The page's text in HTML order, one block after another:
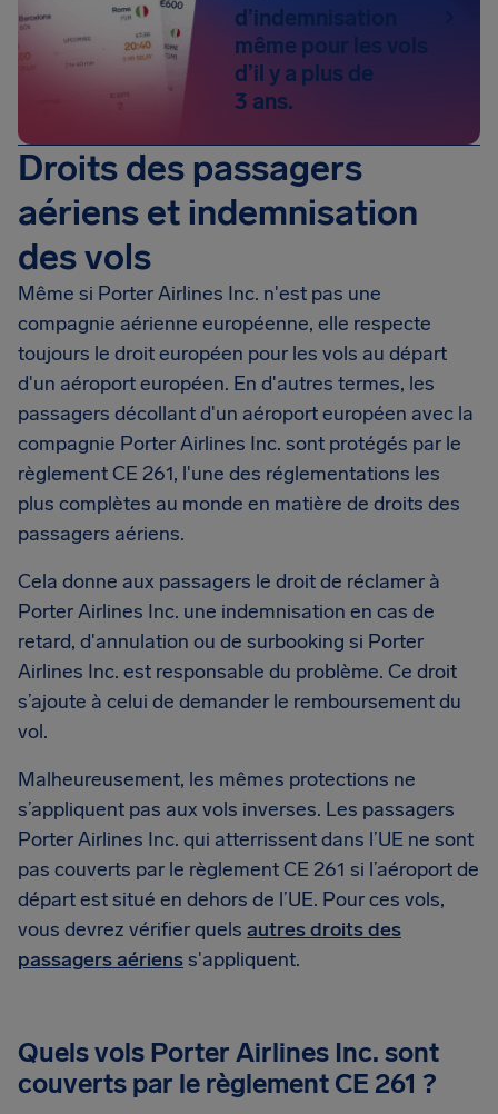
d’indemnisation
même pour les vols
d’il y a plus de
3 ans.
Droits des passagers
aériens et indemnisation
des vols
Même si Porter Airlines Inc. n'est pas une
compagnie aérienne européenne, elle respecte
toujours le droit européen pour les vols au départ
d'un aéroport européen. En d'autres termes, les
passagers décollant d'un aéroport européen avec la
compagnie Porter Airlines Inc. sont protégés par le
règlement CE 261, l'une des réglementations les
plus complètes au monde en matière de droits des
passagers aériens.
Cela donne aux passagers le droit de réclamer à
Porter Airlines Inc. une indemnisation en cas de
retard, d'annulation ou de surbooking si Porter
Airlines Inc. est responsable du problème. Ce droit
s’ajoute à celui de demander le remboursement du
vol.
Malheureusement, les mêmes protections ne
s’appliquent pas aux vols inverses. Les passagers
Porter Airlines Inc. qui atterrissent dans l’UE ne sont
pas couverts par le règlement CE 261 si l’aéroport de
départ est situé en dehors de l’UE. Pour ces vols,
vous devrez vérifier quels autres droits des
passagers aérienss'appliquent.
Quels vols Porter Airlines Inc. sont
couverts par le règlement CE 261 ?